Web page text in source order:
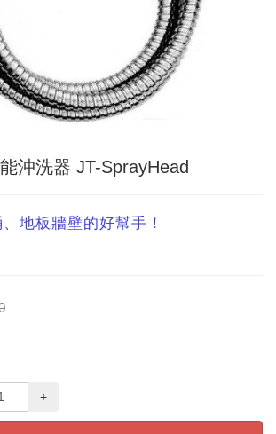
沖洗器 JT-SprayHead
地板牆壁的好幫手！
+